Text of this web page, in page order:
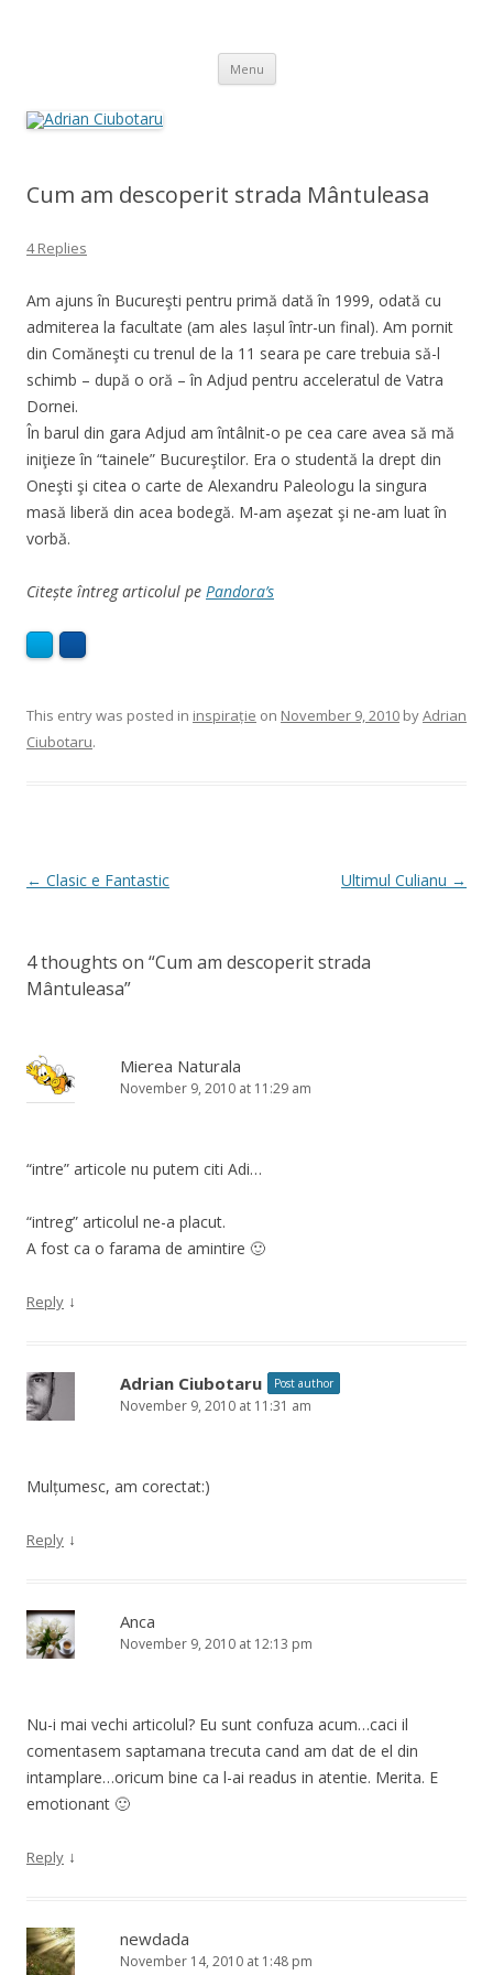
Menu Skip
content
Cum am descoperit strada Mântuleasa
4 Replies
Am ajuns în Bucureşti pentru primă dată în 1999, odată cu
admiterea la facultate (am ales Iașul într-un final). Am pornit
din Comăneşti cu trenul de la 11 seara pe care trebuia să-l
schimb – după o oră – în Adjud pentru acceleratul de Vatra
Dornei.
În barul din gara Adjud am întâlnit-o pe cea care avea să mă
iniţieze în “tainele” Bucureştilor. Era o studentă la drept din
Oneşti şi citea o carte de Alexandru Paleologu la singura
masă liberă din acea bodegă. M-am aşezat şi ne-am luat în
vorbă.
Citește întreg articolul pe Pandora’s
This entry was posted in inspirație on November 9, 2010 byAdrian
Ciubotaru.
Post
← Clasic e Fantastic Ultimul Culianu →
4 thoughts on “Cum am descoperit strada
Mântuleasa”
Mierea Naturala
November 9, 2010 at 11:29 am
“intre” articole nu putem citi Adi…
“intreg” articolul ne-a placut.
A fost ca o farama de amintire 🙂
Reply ↓
Adrian Ciubotaru Post author
November 9, 2010 at 11:31 am
Mulțumesc, am corectat:)
Reply ↓
Anca
November 9, 2010 at 12:13 pm
Nu-i mai vechi articolul? Eu sunt confuza acum…caci il
comentasem saptamana trecuta cand am dat de el din
intamplare…oricum bine ca l-ai readus in atentie. Merita. E
emotionant 🙂
Reply ↓
newdada
November 14, 2010 at 1:48 pm